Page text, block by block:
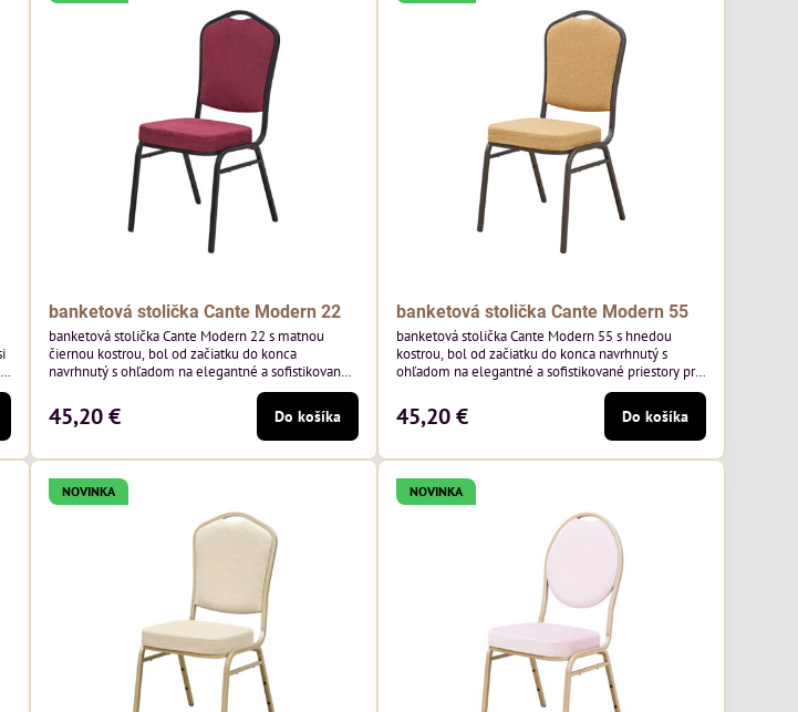
banketová stolička Cante Modern 22
banketová stolička Cante Modern 22 s matnou
čiernou kostrou, bol od začiatku do konca
navrhnutý s ohľadom na elegantné a sofistikované
priestory pre pohostinstvá. Má matný čierny rám a
bordová zamatové čalúnenie Soro 68 od poľskej
značky Davis – bordový odtieň s mäkkým
zamatovým povrchom. Stolička kombinuje klasický
dizajn s modernou funkčnosťou. Je odolná,
pohodlná a pripravená na každodenné...
45,20 € Do košíka
banketová stolička Cante Modern 55
banketová stolička Cante Modern 55 s hnedou
kostrou, bol od začiatku do konca navrhnutý s
ohľadom na elegantné a sofistikované priestory pre
pohostinstvá. Má hnedý rám a medovo tónované
čalúnenie Moss 48 od poľskej značky Davis –
medový odtieň s mäkkým povrchom - je ideálna do
svetlých priestorov. Stolička kombinuje klasický
dizajn s modernou funkčnosťou. Je odolná,
pohodlná a pripravená na...
45,20 € Do košíka
NOVINKA NOVINKA